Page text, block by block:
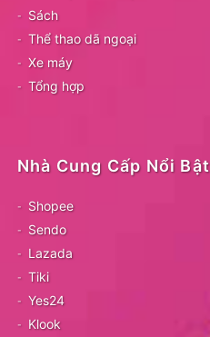
Sách
Thể thao dã ngoại
Xe máy
Tổng hợp
Nhà Cung Cấp Nổi Bật
Shopee
Sendo
Lazada
Tiki
Yes24
Klook